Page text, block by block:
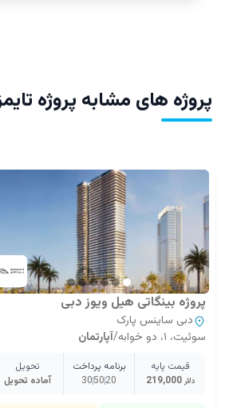
پروژه های مشابه پروژه
پروژه بینگاتی هیل ویوز دبی
دبی ساینس پارک
سوئیت، ۱، دو خوابه
/آپارتمان
قیمت پایه
219,000دلار
برنامه پرداخت
20
50
30
تحویل
آماده تحویل